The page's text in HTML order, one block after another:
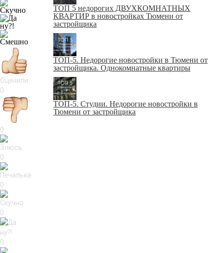
Оценили
0
0
0
0
0
0
ТОП 5 недорогих ДВУХКОМНАТНЫХ
КВАРТИР в новостройках Тюмени от
застройщика
ТОП-5. Недорогие новостройки в Тюмени от
застройщика. Однокомнатные квартиры
ТОП-5. Студии. Недорогие новостройки в
Тюмени от застройщика